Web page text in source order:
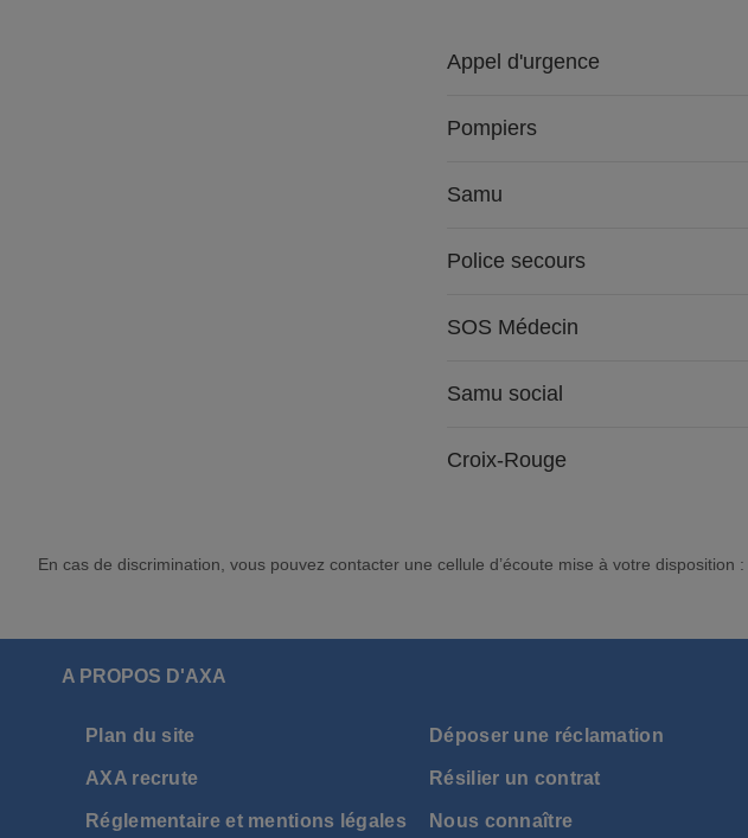
Appel d'urgence
Pompiers
Samu
Police secours
SOS Médecin
Samu social
Croix-Rouge
En cas de discrimination, vous pouvez contacter une cellule d’écoute mise à votre disposition :
A PROPOS D'AXA
Plan du site Déposer une réclamation
AXA recrute Résilier un contrat
Réglementaire et mentions légales Nous connaître